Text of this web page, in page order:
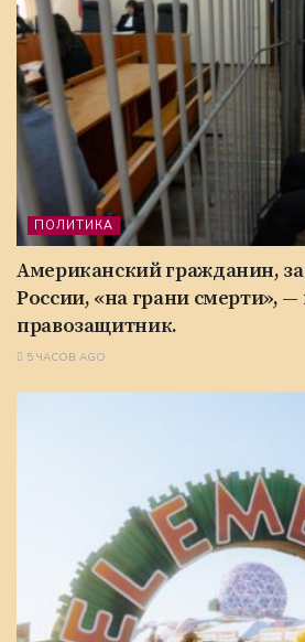
ПОЛИТИКА
Американский гражданин,
России, «на грани смерти», —
правозащитник.
5 ЧАСОВ AGO